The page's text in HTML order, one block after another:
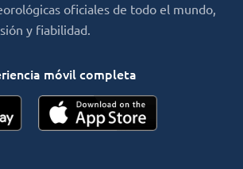
oficiales de todo el mundo,
y fiabilidad.
móvil completa